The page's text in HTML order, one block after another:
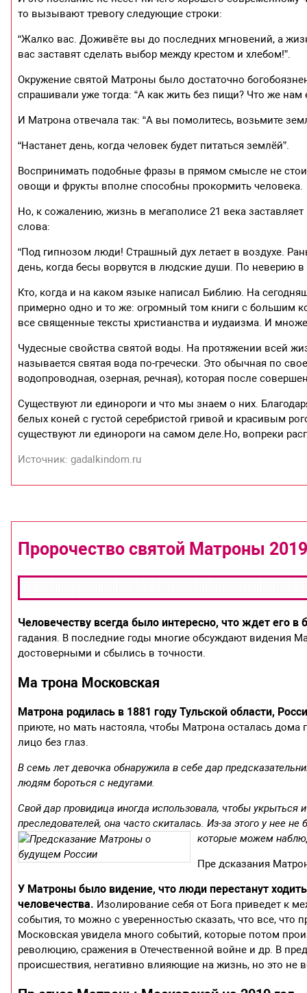
то вызывают тревогу следующие строки:
“Жалко вас. Доживёте вы до последних мгновений, а
вас заставят сделать выбор между крестом и хлебом!”.
Окружение святой Матроны было достаточно
спрашивали уже тогда: “А как жить без пищи? Что же нам
И Матрона отвечала так: “А вы помолитесь, возьмите
“Настанет день, когда человек будет питаться землёй”.
Воспринимать подобные фразы в прямом смысле не
овощи и фрукты вполне способны прокормить человека.
Но, к сожалению, жизнь в мегаполисе 21 века
слова:
“Под гипнозом люди! Страшный дух летает в воздухе.
день, когда бесы ворвутся в людские души. По неверию в
Кто, когда и на каком языке написал Библию. На
примерно одно и то же: огромный том книги с большим
все священные тексты христианства и иудаизма. И
Чудесные свойства святой воды. На протяжении всей
называется святая вода по-гречески. Это обычная по
водопроводная, озерная, речная), которая после
Существуют ли единороги и что мы знаем о них.
белых коней с густой серебристой гривой и красивым
существуют ли единороги на самом деле.Но, вопреки
Источник: gadalkindom.ru
Пророчество святой Матроны
Человечеству всегда было интересно, что ждет его в
гадания. В последние годы многие обсуждают видения
достоверными и сбылись в точности.
Ма трона Московская
Матрона родилась в 1881 году Тульской области,
приюте, но мать настояла, чтобы Матрона осталась дома
лицо без глаз.
В семь лет девочка обнаружила в себе дар
людям бороться с недугами.
Свой дар провидица иногда использовала, чтобы
преследователей, она часто скиталась. Из-за этого у нее
которые можем
Пре дсказания
У Матроны было видение, что люди перестанут
человечества. Изолирование себя от Бога приведет к
события, то можно с уверенностью сказать, что все,
Московская увидела много событий, которые потом
революцию, сражения в Отечественной войне и др. В
происшествия, негативно влияющие на жизнь, но это не